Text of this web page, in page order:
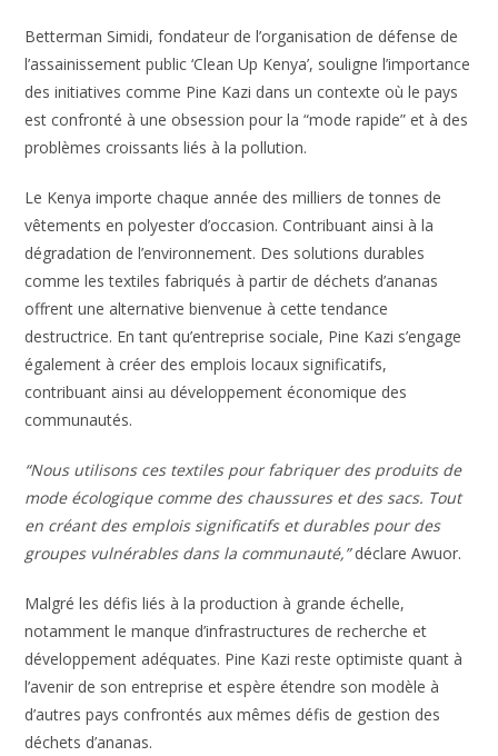
Betterman Simidi, fondateur de l’organisation de défense de
l’assainissement public ‘Clean Up Kenya’, souligne l’importance
des initiatives comme Pine Kazi dans un contexte où le pays
est confronté à une obsession pour la “mode rapide” et à des
problèmes croissants liés à la pollution.
Le Kenya importe chaque année des milliers de tonnes de
vêtements en polyester d’occasion. Contribuant ainsi à la
dégradation de l’environnement. Des solutions durables
comme les textiles fabriqués à partir de déchets d’ananas
offrent une alternative bienvenue à cette tendance
destructrice. En tant qu’entreprise sociale, Pine Kazi s’engage
également à créer des emplois locaux significatifs,
contribuant ainsi au développement économique des
communautés.
“Nous utilisons ces textiles pour fabriquer des produits de
mode écologique comme des chaussures et des sacs. Tout
en créant des emplois significatifs et durables pour des
groupes vulnérables dans la communauté,”déclare Awuor.
Malgré les défis liés à la production à grande échelle,
notamment le manque d’infrastructures de recherche et
développement adéquates. Pine Kazi reste optimiste quant à
l’avenir de son entreprise et espère étendre son modèle à
d’autres pays confrontés aux mêmes défis de gestion des
déchets d’ananas.